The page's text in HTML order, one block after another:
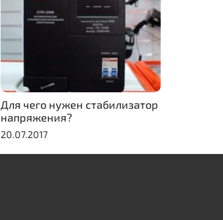
Для чего нужен стабилизатор
напряжения?
20.07.2017